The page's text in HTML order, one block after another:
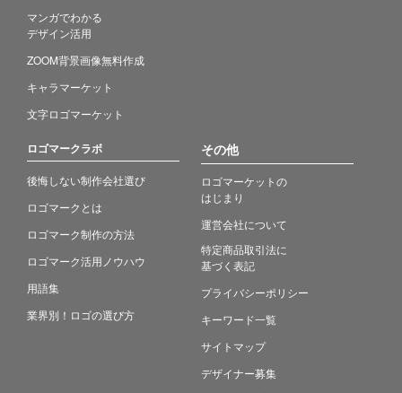
マンガでわかる
デザイン活用
ZOOM背景画像無料作成
キャラマーケット
文字ロゴマーケット
ロゴマークラボ
後悔しない制作会社選び
ロゴマークとは
ロゴマーク制作の方法
ロゴマーク活用ノウハウ
用語集
業界別！ロゴの選び方
その他
ロゴマーケットの
はじまり
運営会社について
特定商品取引法に
基づく表記
プライバシーポリシー
キーワード一覧
サイトマップ
デザイナー募集